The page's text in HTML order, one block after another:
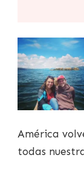
América
todas